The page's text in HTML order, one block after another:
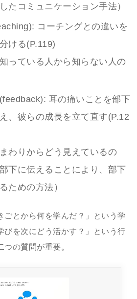
たコミュニケーション手法）
コーチングとの違いを
ける(P.119)
っている人から知らない人の
耳の痛いことを部下
、彼らの成長を立て直す(P.12
わりからどう見えているの
下に伝えることにより、部下
ための方法）
ごとから何を学んだ？」という学
びを次にどう活かす？」という行
の質問が重要。